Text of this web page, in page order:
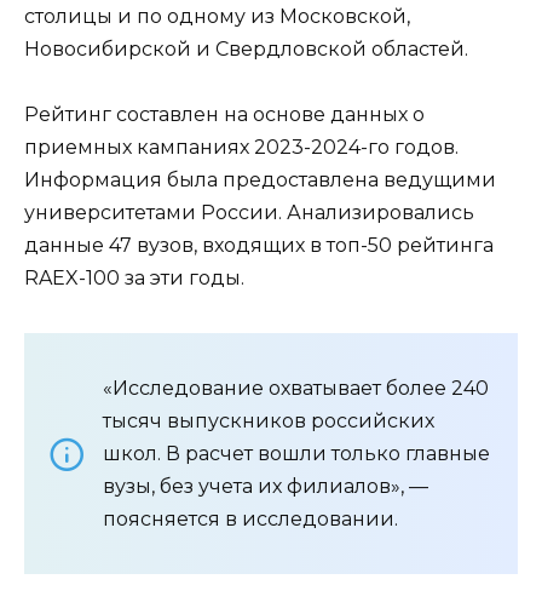
столицы и по одному из Московской,
Новосибирской и Свердловской областей.
Рейтинг составлен на основе данных о
приемных кампаниях 2023-2024-го годов.
Информация была предоставлена ведущими
университетами России. Анализировались
данные 47 вузов, входящих в топ-50 рейтинга
RAEX-100 за эти годы.
«Исследование охватывает более 240
тысяч выпускников российских
школ. В расчет вошли только главные
вузы, без учета их филиалов», —
поясняется в исследовании.